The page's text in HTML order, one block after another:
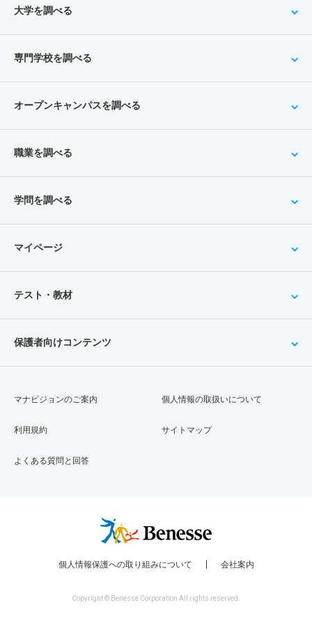
大学を調べる
専門学校を調べる
オープンキャンパスを調べる
職業を調べる
学問を調べる
マイページ
テスト・教材
保護者向けコンテンツ
マナビジョンのご案内
利用規約
よくある質問と回答
個人情報の取扱いについて
サイトマップ
個人情報保護への取り組みについて 会社案内
Copyright © Benesse Corporation All rights reserved.